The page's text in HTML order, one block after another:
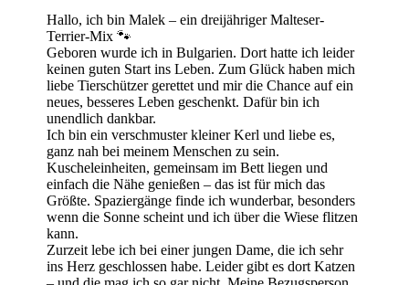
Hallo, ich bin Malek – ein dreijähriger Malteser-
Terrier-Mix 🐾
Geboren wurde ich in Bulgarien. Dort hatte ich leider
keinen guten Start ins Leben. Zum Glück haben mich
liebe Tierschützer gerettet und mir die Chance auf ein
neues, besseres Leben geschenkt. Dafür bin ich
unendlich dankbar.
Ich bin ein verschmuster kleiner Kerl und liebe es,
ganz nah bei meinem Menschen zu sein.
Kuscheleinheiten, gemeinsam im Bett liegen und
einfach die Nähe genießen – das ist für mich das
Größte. Spaziergänge finde ich wunderbar, besonders
wenn die Sonne scheint und ich über die Wiese flitzen
kann.
Zurzeit lebe ich bei einer jungen Dame, die ich sehr
ins Herz geschlossen habe. Leider gibt es dort Katzen